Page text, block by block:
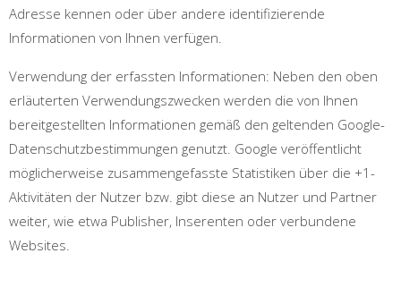
Adresse kennen oder über andere identifizierende
Informationen von Ihnen verfügen.
Verwendung der erfassten Informationen: Neben den oben
erläuterten Verwendungszwecken werden die von Ihnen
bereitgestellten Informationen gemäß den geltenden Google-
Datenschutzbestimmungen genutzt. Google veröffentlicht
möglicherweise zusammengefasste Statistiken über die +1-
Aktivitäten der Nutzer bzw. gibt diese an Nutzer und Partner
weiter, wie etwa Publisher, Inserenten oder verbundene
Websites.